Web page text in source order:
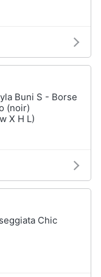
Buni S - Borse
(noir)
X H L)
Chic